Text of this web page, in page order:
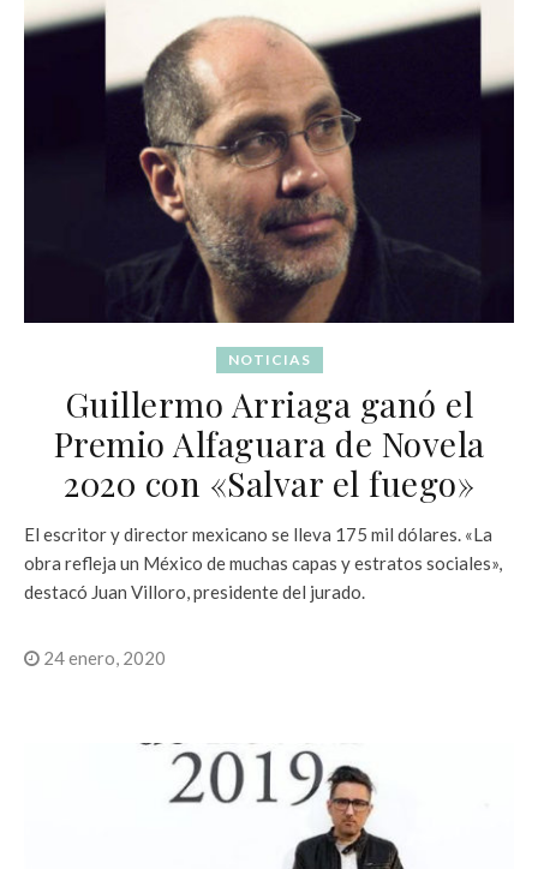
NOTICIAS
Guillermo Arriaga ganó el
Premio Alfaguara de Novela
2020 con «Salvar el fuego»
El escritor y director mexicano se lleva 175 mil dólares. «La
obra refleja un México de muchas capas y estratos sociales»,
destacó Juan Villoro, presidente del jurado.
24 enero, 2020